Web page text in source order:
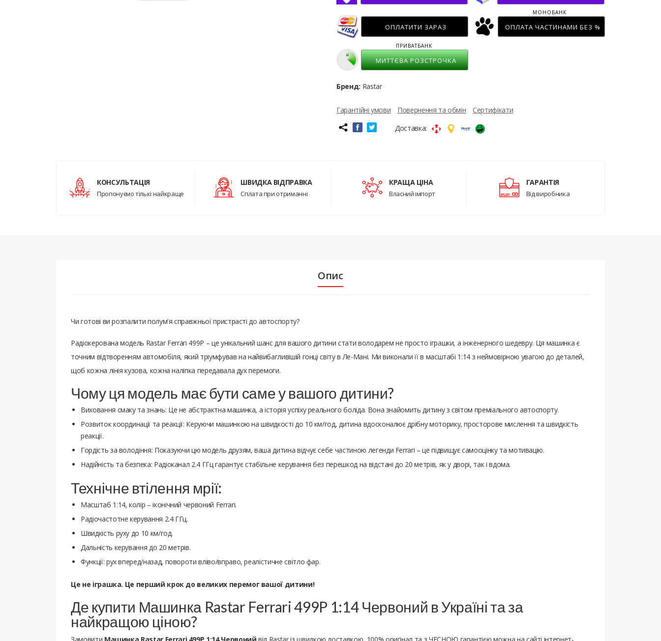
ОПЛАТИТИ ЗАРАЗ ОПЛАТА ЧАСТИНАМИ БЕЗ %
МОНОБАНК
МИТТЄВА РОЗСТРОЧКА
ПРИВАТБАНК
Бренд: Rastar
Гарантійні умови Повернення та обмін
Сертифікати
Доставка:
КОНСУЛЬТАЦІЯ
Пропонуємо тількі найкраще
ШВИДКА ВІДПРАВКА
Сплата при отриманні
КРАЩА ЦІНА
Власний імпорт
ГАРАНТІЯ
Від виробника
Опис
Чи готові ви розпалити полум'я справжньої пристрасті до автоспорту?
Радіокерована модель Rastar Ferrari 499P – це унікальний шанс для вашого дитини стати володарем не просто іграшки, а інженерного шедевру. Ця машинка є
точним відтворенням автомобіля, який тріумфував на найвибагливішій гонці світу в Ле-Мані. Ми виконали її в масштабі 1:14 з неймовірною увагою до деталей,
щоб кожна лінія кузова, кожна наліпка передавала дух перемоги.
Чому ця модель має бути саме у вашого дитини?
Виховання смаку та знань: Це не абстрактна машинка, а історія успіху реального боліда. Вона знайомить дитину з світом преміального автоспорту.
Розвиток координації та реакції: Керуючи машинкою на швидкості до 10 км/год, дитина вдосконалює дрібну моторику, просторове мислення та швидкість
реакції.
Гордість за володіння: Показуючи цю модель друзям, ваша дитина відчує себе частиною легенди Ferrari – це підвищує самооцінку та мотивацію.
Надійність та безпека: Радіоканал 2.4 ГГц гарантує стабільне керування без перешкод на відстані до 20 метрів, як у дворі, так і вдома.
Технічне втілення мрії:
Масштаб 1:14, колір – іконічний червоний Ferrari.
Радіочастотне керування 2.4 ГГц.
Швидкість руху до 10 км/год.
Дальність керування до 20 метрів.
Функції: рух вперед/назад, повороти вліво/вправо, реалістичне світло фар.
Це не іграшка. Це перший крок до великих перемог вашої дитини!
Де купити Машинка Rastar Ferrari 499P 1:14 Червоний в Україні та за
найкращою ціною?
Замовити Машинка Rastar Ferrari 499P 1:14 Червоний від Rastar із швидкою доставкою, 100% оригінал та з ЧЕСНОЮ гарантією можна на сайті інтернет-